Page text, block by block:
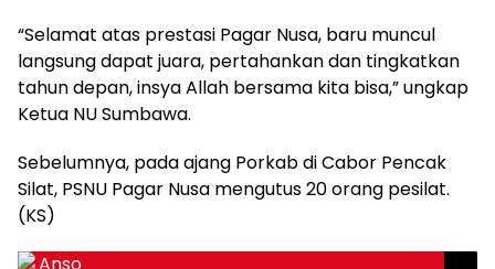
“Selamat atas prestasi Pagar Nusa, baru muncul
langsung dapat juara, pertahankan dan tingkatkan
tahun depan, insya Allah bersama kita bisa,” ungkap
Ketua NU Sumbawa.
Sebelumnya, pada ajang Porkab di Cabor Pencak
Silat, PSNU Pagar Nusa mengutus 20 orang pesilat.
(KS)